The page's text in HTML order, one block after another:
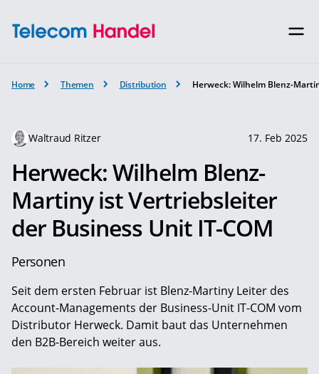
Home Themen Distribution Herweck: Wilhelm Blenz-
Waltraud Ritzer 17. Feb 2025
Herweck: Wilhelm Blenz-
Martiny ist Vertriebsleiter
der Business Unit IT-COM
Personen
Seit dem ersten Februar ist Blenz-Martiny Leiter des
Account-Managements der Business-Unit IT-COM vom
Distributor Herweck. Damit baut das Unternehmen
den B2B-Bereich weiter aus.